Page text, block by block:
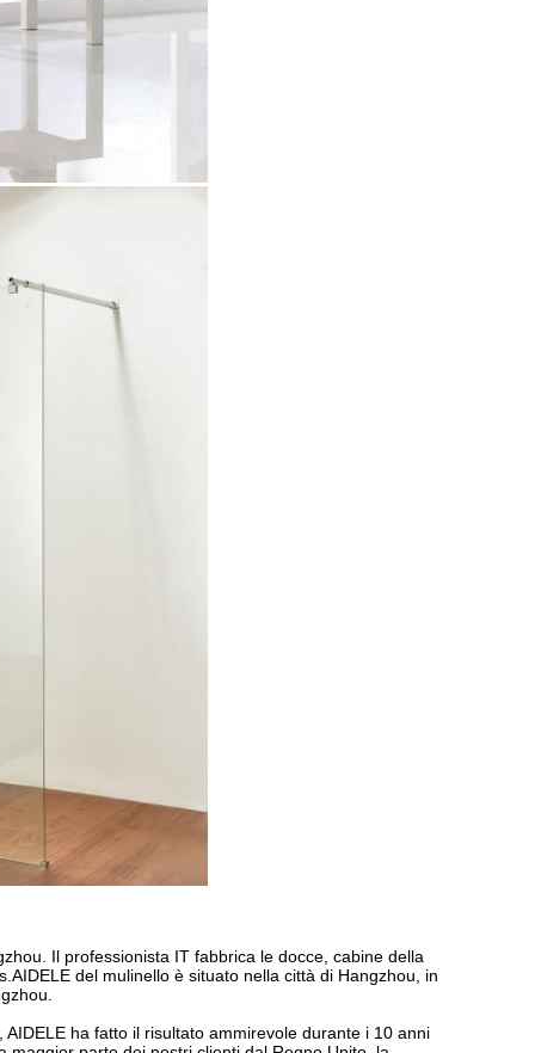
Il professionista IT fabbrica le docce, cabine della
del mulinello è situato nella città di Hangzhou, in
ha fatto il risultato ammirevole durante i 10 anni